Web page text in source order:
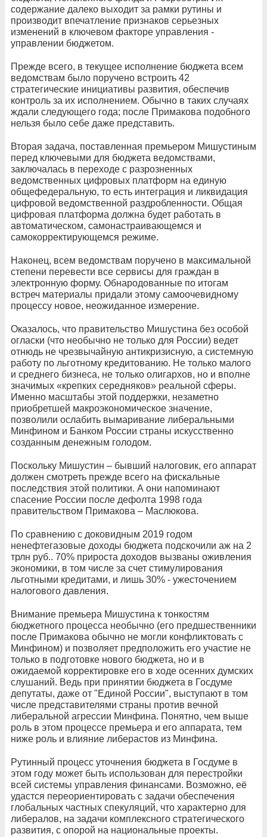
содержание далеко выходит за рамки рутины и
производит впечатление признаков серьезных
изменений в ключевом факторе управления -
управлении бюджетом.
Прежде всего, в текущее исполнение бюджета всем
ведомствам было поручено встроить 42
стратегические инициативы развития, обеспечив
контроль за их исполнением. Обычно в таких случаях
ждали следующего года; после Примакова подобного
нельзя было себе даже представить.
Вторая задача, поставленная премьером Мишустиным
перед ключевыми для бюджета ведомствами,
заключалась в переходе с разрозненных
ведомственных цифровых платформ на единую
общефедеральную, то есть интеграция и ликвидация
цифровой ведомственной раздробленности. Общая
цифровая платформа должна будет работать в
автоматическом, самонастраивающемся и
самокорректирующемся режиме.
Наконец, всем ведомствам поручено в максимальной
степени перевести все сервисы для граждан в
электронную форму. Обнародованные по итогам
встреч материалы придали этому самоочевидному
процессу новое, неожиданное измерение.
Оказалось, что правительство Мишустина без особой
огласки (что необычно не только для России) ведет
отнюдь не чрезвычайную антикризисную, а системную
работу по льготному кредитованию. Не только малого
и среднего бизнеса, не только олигархов, но и вполне
значимых «крепких середняков» реальной сферы.
Именно масштабы этой поддержки, незаметно
приобретшей макроэкономическое значение,
позволили ослабить вымаривание либеральными
Минфином и Банком России страны искусственно
созданным денежным голодом.
Поскольку Мишустин – бывший налоговик, его аппарат
должен смотреть прежде всего на фискальные
последствия этой политики. А они напоминают
спасение России после дефолта 1998 года
правительством Примакова – Маслюкова.
По сравнению с доковидным 2019 годом
ненефтегазовые доходы бюджета подскочили аж на 2
трлн руб.. 70% прироста доходов вызваны оживления
экономики, в том числе за счет стимулирования
льготными кредитами, и лишь 30% - ужесточением
налогового давления.
Внимание премьера Мишустина к тонкостям
бюджетного процесса необычно (его предшественники
после Примакова обычно не могли конфликтовать с
Минфином) и позволяет предположить его участие не
только в подготовке нового бюджета, но и в
ожидаемой корректировке его в ходе осенних думских
слушаний. Ведь при принятии бюджета в Госдуме
депутаты, даже от "Единой России", выступают в том
числе представителями страны против вечной
либеральной агрессии Минфина. Понятно, чем выше
роль в этом процессе премьера и его аппарата, тем
ниже роль и влияние либерастов из Минфина.
Рутинный процесс уточнения бюджета в Госдуме в
этом году может быть использован для перестройки
всей системы управления финансами. Возможно, её
удастся переориентировать с задачи обеспечения
глобальных частных спекуляций, что характерно для
либералов, на задачи комплексного стратегического
развития, с опорой на национальные проекты.